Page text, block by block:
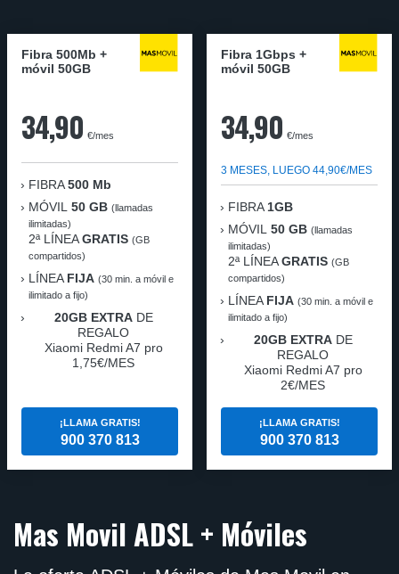
Fibra 500Mb +
móvil 50GB
34,90 €/mes
FIBRA 500 Mb
MÓVIL 50 GB (llamadas
ilimitadas)
2ª LÍNEAGRATIS (GB
compartidos)
LÍNEA FIJA (30 min. a móvil e
ilimitado a fijo)
20GB EXTRADE
REGALO
Xiaomi Redmi A7 pro
1,75€/MES
¡LLAMA GRATIS!
900 370 813
Fibra 1Gbps +
móvil 50GB
34,90 €/mes
3 MESES, LUEGO 44,90€/MES
FIBRA 1GB
MÓVIL 50 GB (llamadas
ilimitadas)
2ª LÍNEAGRATIS (GB
compartidos)
LÍNEA FIJA (30 min. a móvil e
ilimitado a fijo)
20GB EXTRADE
REGALO
Xiaomi Redmi A7 pro
2€/MES
¡LLAMA GRATIS!
900 370 813
Mas Movil ADSL + Móviles